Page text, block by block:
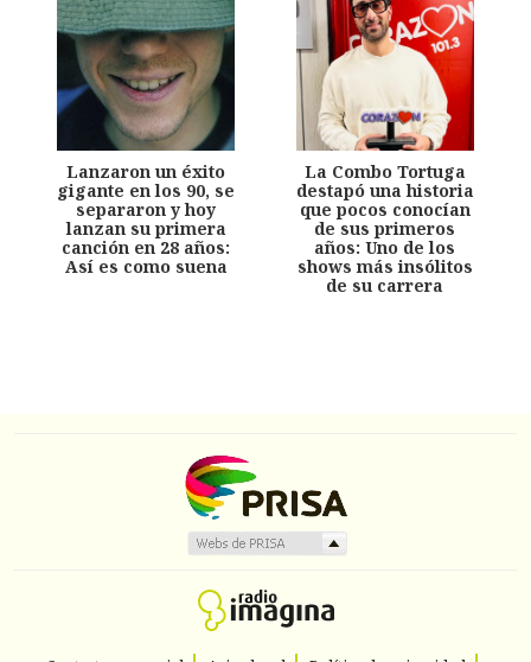
Lanzaron un éxito
gigante en los 90, se
separaron y hoy
lanzan su primera
canción en 28 años:
Así es como suena
La Combo Tortuga
destapó una historia
que pocos conocían
de sus primeros
años: Uno de los
shows más insólitos
de su carrera